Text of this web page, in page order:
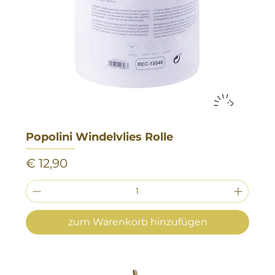
Popolini Windelvlies Rolle
Preis
€ 12,90
zum Warenkorb hinzufügen